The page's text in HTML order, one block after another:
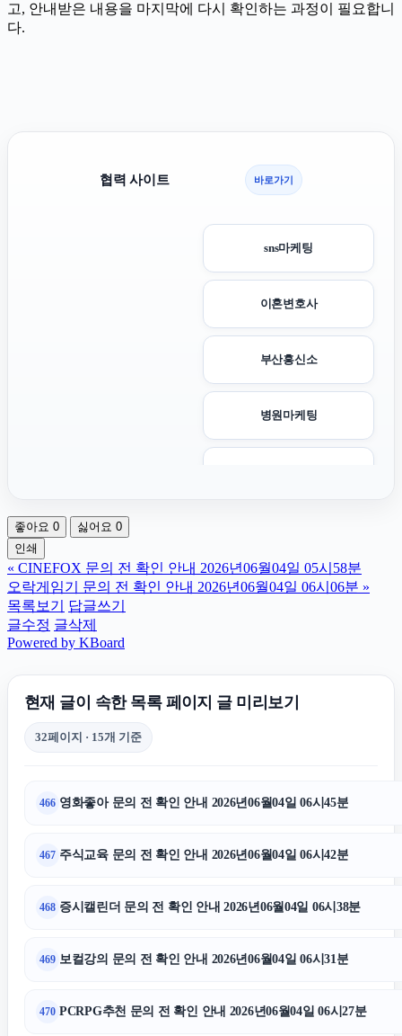
고, 안내받은 내용을 마지막에 다시 확인하는 과정이 필요합니
다.
협력 사이트 바로가기
sns마케팅
이혼변호사
부산흥신소
병원마케팅
인천하수구막힘
서초구하수구막힘
축구반티
강동구하수구막힘
김해이혼전문변호사
좋아요 0 싫어요 0
인쇄
« CINEFOX 문의 전 확인 안내 2026년06월04일 05시58분
오락게임기 문의 전 확인 안내 2026년06월04일 06시06분 »
목록보기
답글쓰기
글수정 글삭제
Powered by KBoard
현재 글이 속한 목록 페이지 글 미리보기
32페이지 · 15개 기준
466 영화좋아 문의 전 확인 안내 2026년06월04일 06시45분
467 주식교육 문의 전 확인 안내 2026년06월04일 06시42분
468 증시캘린더 문의 전 확인 안내 2026년06월04일 06시38분
469 보컬강의 문의 전 확인 안내 2026년06월04일 06시31분
470 PCRPG추천 문의 전 확인 안내 2026년06월04일 06시27분